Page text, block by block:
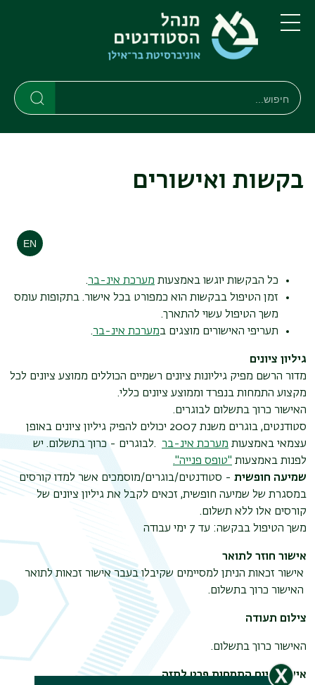
העיקרי
ניווט
ראשי
תפריט
חיפוש
חיפוש
בקשות ואישורים
כל הבקשות יוגשו באמצעות מערכת אינ-בר.
זמן הטיפול בבקשות הוא כמפורט בכל אישור. בתקופות עומס
משך הטיפול עשוי להתארך.
תעריפי האישורים מוצגים במערכת אינ-בר.
גיליון ציונים
מדור הרשם מפיק גיליונות ציונים רשמיים הכוללים ממוצע ציונים לכל
מקצוע התמחות בנפרד וממוצע ציונים כללי.
האישור כרוך בתשלום לבוגרים.
סטודנטים, בוגרים משנת 2007 יכולים להפיק גיליון ציונים באופן
עצמאי באמצעות מערכת אינ-בר .לבוגרים - כרוך בתשלום. יש
לפנות באמצעות "טופס פנייה".
שמיעה חופשית - סטודנטים/בוגרים/מוסמכים אשר למדו קורסים
במסגרת של שמיעה חופשית, זכאים לקבל את גיליון ציונים של
קורסים אלו ללא תשלום.
משך הטיפול בבקשה: עד 7 ימי עבודה
אישור חוזר לתואר
אישור זכאות הניתן למסיימים שקיבלו בעבר אישור זכאות לתואר
האישור כרוך בתשלום.
צילום תעודה
האישור כרוך בתשלום.
אישור סיום התמחות פרט לתזה